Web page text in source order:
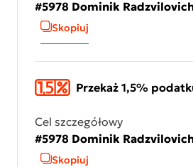
#5978 Dominik
Skopiuj
Przekaż 1,5%
Cel szczegółowy
#5978 Dominik
Skopiuj